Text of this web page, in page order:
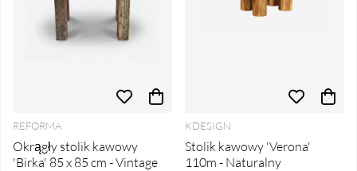
REFORMA
Okrągły stolik kawowy
'Birka' 85 x 85 cm - Vintage
KDESIGN
Stolik kawowy 'Verona'
110m - Naturalny